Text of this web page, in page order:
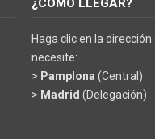
¿CÓMO LLEGAR?
Haga clic en la dirección
necesite:
> Pamplona (Central)
> Madrid (Delegación)